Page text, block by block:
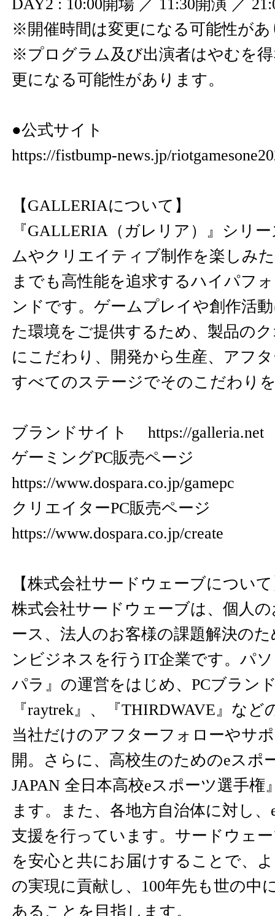
DAY2 : 10:00開場 ／ 11:30開演 ／
※開催時間は変更になる可能性があ
※プログラム及び出演者はやむを
更になる可能性があります。
●公式サイト
https://fistbump-news.jp/
【GALLERIAについて】
『GALLERIA（ガレリア）』シリ
ムやクリエイティブ制作を楽しみ
までも高性能を追求するハイパフ
ンドです。ゲームプレイや創作活
た環境をご提供するため、製品の
にこだわり、開発から生産、アフ
すべてのステージでそのこだわり
ブランドサイト https://galleria.net
ゲーミングPC販売ページ
https://www.dospara.co.jp/gamepc
クリエイターPC販売ページ
https://www.dospara.co.jp/create
【株式会社サードウェーブについ
株式会社サードウェーブは、個人
ース、法人のお客様の課題解決の
ンビジネスを行うIT企業です。パ
パラ』の運営をはじめ、PCブラン
『raytrek』、『THIRDWAVE』な
当社だけのアフターフォローやサ
開。さらに、高校生のためのeスポ
JAPAN 全日本高校eスポーツ選手権
ます。また、各地方自治体に対し
支援を行っています。サードウェ
を安心と共にお届けすることで、
の実現に貢献し、100年先も世の中
あることを目指します。